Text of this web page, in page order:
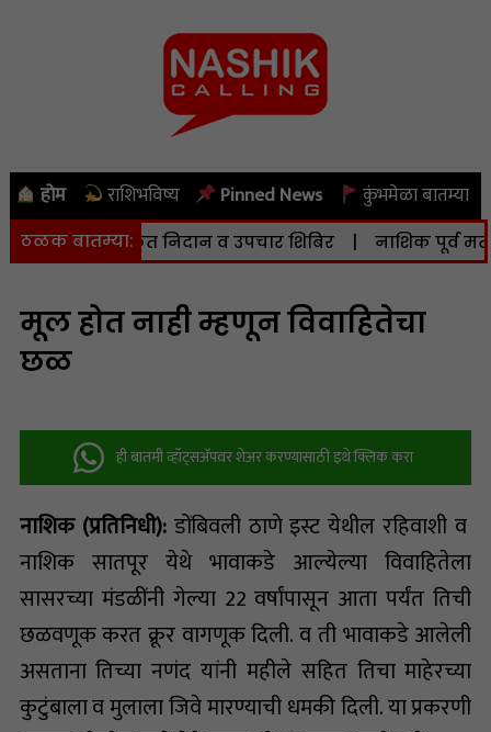
होम राशिभविष्य Pinned News कुंभमेळा बातम्या
ठळक बातम्या:
मोफत निदान व उपचार शिबिर | नाशिक पूर्व
मूल होत नाही म्हणून विवाहितेचा
छळ
ही बातमी व्हॉट्सअ‍ॅपवर शेअर करण्यासाठी इथे क्लिक करा
नाशिक (प्रतिनिधी):डोंबिवली ठाणे इस्ट येथील रहिवाशी व
नाशिक सातपूर येथे भावाकडे आल्येल्या विवाहितेला
सासरच्या मंडळींनी गेल्या 22 वर्षांपासून आता पर्यंत तिची
छळवणूक करत क्रूर वागणूक दिली. व ती भावाकडे आलेली
असताना तिच्या नणंद यांनी महीले सहित तिचा माहेरच्या
कुटुंबाला व मुलाला जिवे मारण्याची धमकी दिली. या प्रकरणी